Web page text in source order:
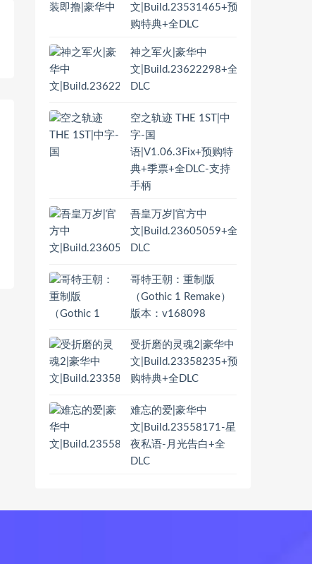
文|Build.23531465+预
购特典+全DLC
神之军火|豪华中
文|Build.23622298+全
DLC
空之轨迹 THE 1ST|中
字-国
语|V1.06.3Fix+预购特
典+季票+全DLC-支持
手柄
吾皇万岁|官方中
文|Build.23605059+全
DLC
哥特王朝：重制版
（Gothic 1 Remake）
版本：v168098
受折磨的灵魂2|豪华中
文|Build.23358235+预
购特典+全DLC
难忘的爱|豪华中
文|Build.23558171-星
夜私语-月光告白+全
DLC